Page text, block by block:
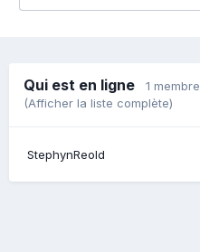
Qui est en ligne 1 membre
(Afficher la liste complète)
StephynReold